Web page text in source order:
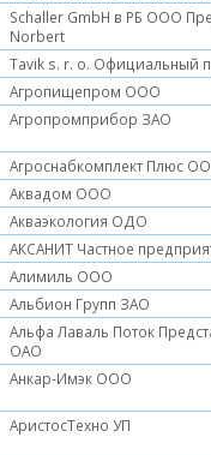
Schaller GmbH в РБ ООО
Norbert
Tavik s. r. o. Официальный
Агропищепром ООО
Агропромприбор ЗАО
Агроснабкомплект Плюс
Аквадом ООО
Акваэкология ОДО
АКСАНИТ Частное
Алимиль ООО
Альбион Групп ЗАО
Альфа Лаваль Поток
ОАО
Анкар-Имэк ООО
АристосТехно УП